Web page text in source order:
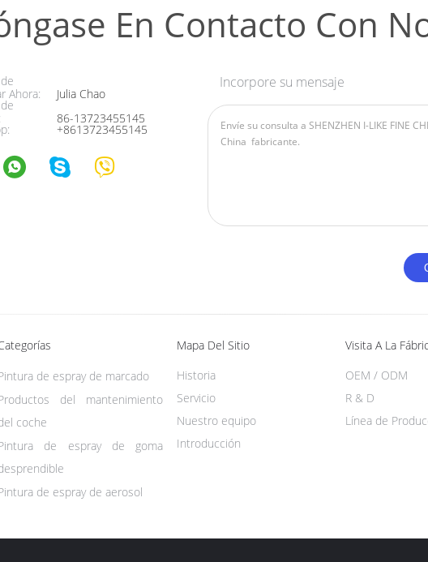
En Contacto Con
Ahora:
Julia Chao
86-13723455145
+8613723455145
Incorpore su mensaje
de espray de aerosol
de espray de marcado
del mantenimiento
coche
de espray de goma
Mapa Del Sitio
Introducción
Historia
Servicio
Nuestro equipo
Visita A La
Línea de
OEM / ODM
R & D